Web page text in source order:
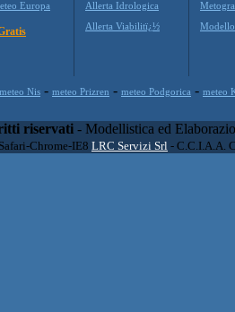
Europa
Allerta Idrologica
Allerta Viabilitï¿½
meteo Nis - meteo Prizren - meteo Podgorica - meteo
riservati - Modellistica ed
Chrome-IE8 LRC Servizi Srl - C.C.I.A.A.